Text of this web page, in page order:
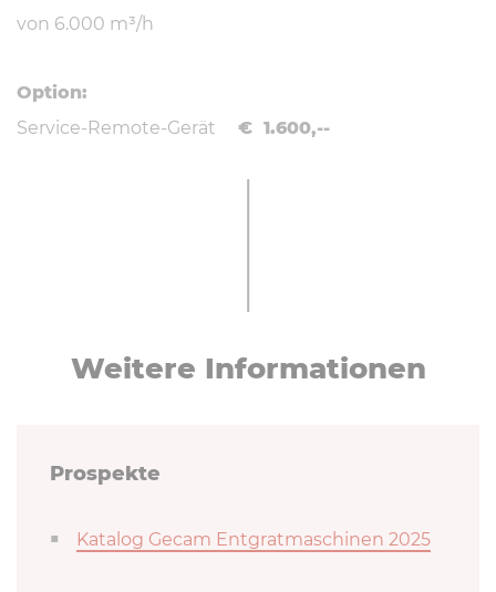
von 6.000 m³/h
Option:
Service-Remote-Gerät € 1.600,--
Weitere In­for­ma­tio­nen
Prospekte
Katalog Gecam Entgratmaschinen 2025